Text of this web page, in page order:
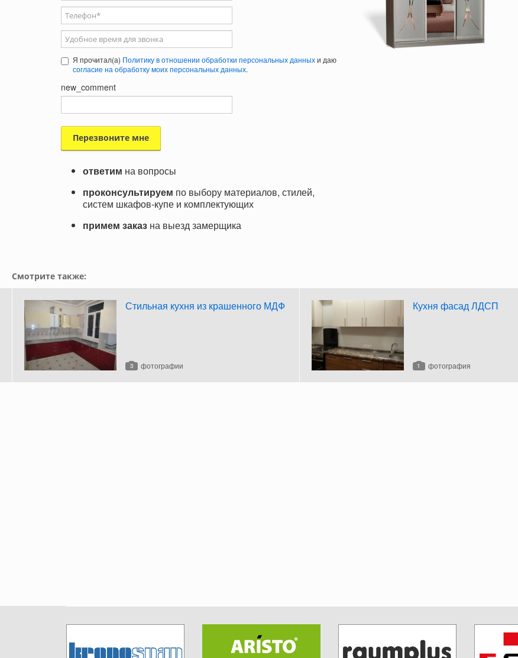
Телефон*
Удобное время для звонка
Я прочитал(а) Политику в отношении обработки персональных данныхи даю
согласие на обработку моих персональных данных.
new_comment
ответим на вопросы
проконсультируем по выбору материалов, стилей,
систем шкафов-купе и комплектующих
примем заказна выезд замерщика
Смотрите также:
Стильная кухня из крашенного МДФ
3 фотографии
Кухня фасад ЛДСП
1 фотография